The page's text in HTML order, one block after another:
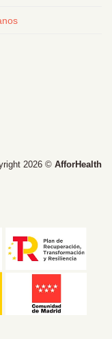
2026 © AfforHealth